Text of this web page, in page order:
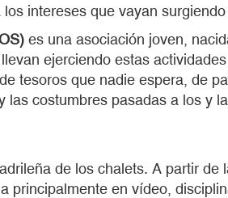
intereses que vayan
es una asociación joven,
ejerciendo estas
tesoros que nadie espera, de
las costumbres pasadas a los y
de los chalets. A partir
principalmente en vídeo,